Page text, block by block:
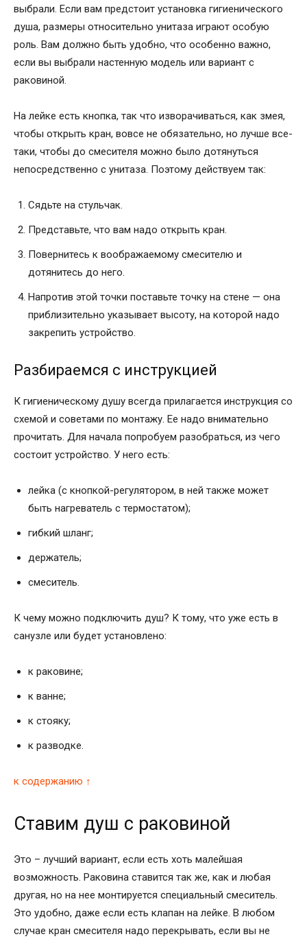
выбрали. Если вам предстоит установка гигиенического
душа, размеры относительно унитаза играют особую
роль. Вам должно быть удобно, что особенно важно,
если вы выбрали настенную модель или вариант с
раковиной.
На лейке есть кнопка, так что изворачиваться, как змея,
чтобы открыть кран, вовсе не обязательно, но лучше все-
таки, чтобы до смесителя можно было дотянуться
непосредственно с унитаза. Поэтому действуем так:
Сядьте на стульчак.
Представьте, что вам надо открыть кран.
Повернитесь к воображаемому смесителю и
дотянитесь до него.
Напротив этой точки поставьте точку на стене — она
приблизительно указывает высоту, на которой надо
закрепить устройство.
Разбираемся с инструкцией
К гигиеническому душу всегда прилагается инструкция со
схемой и советами по монтажу. Ее надо внимательно
прочитать. Для начала попробуем разобраться, из чего
состоит устройство. У него есть:
лейка (с кнопкой-регулятором, в ней также может
быть нагреватель с термостатом);
гибкий шланг;
держатель;
смеситель.
К чему можно подключить душ? К тому, что уже есть в
санузле или будет установлено:
к раковине;
к ванне;
к стояку;
к разводке.
к содержанию ↑
Ставим душ с раковиной
Это – лучший вариант, если есть хоть малейшая
возможность. Раковина ставится так же, как и любая
другая, но на нее монтируется специальный смеситель.
Это удобно, даже если есть клапан на лейке. В любом
случае кран смесителя надо перекрывать, если вы не